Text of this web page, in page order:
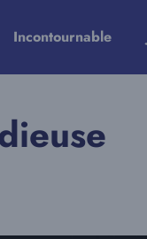
Incontournable